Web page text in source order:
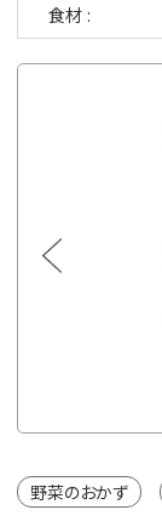
食材
野菜のおかず